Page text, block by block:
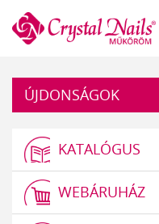
Műköröm
ÚJDONSÁGOK
KATALÓGUS
WEBÁRUHÁZ